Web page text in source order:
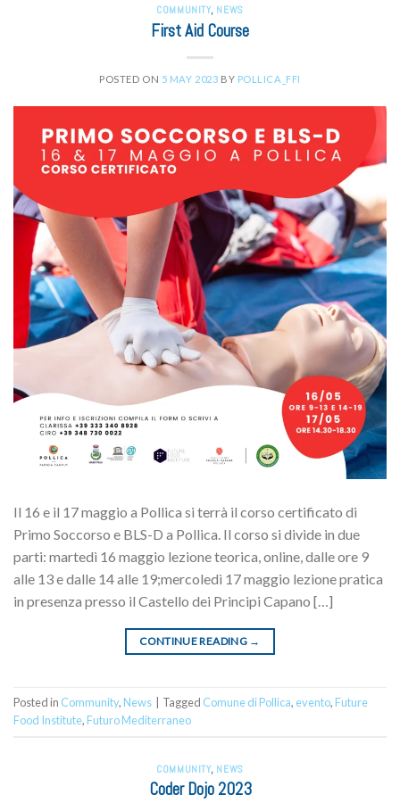
COMMUNITY, NEWS
First Aid Course
POSTED ON 5 MAY 2023 BY POLLICA_FFI
Il 16 e il 17 maggio a Pollica si terrà il corso certificato di
Primo Soccorso e BLS-D a Pollica. Il corso si divide in due
parti: martedì 16 maggio lezione teorica, online, dalle ore 9
alle 13 e dalle 14 alle 19;mercoledì 17 maggio lezione pratica
in presenza presso il Castello dei Principi Capano […]
CONTINUE READING →
Posted in Community, News Tagged Comune di Pollica, evento, Future
Food Institute, Futuro Mediterraneo
COMMUNITY, NEWS
Coder Dojo 2023